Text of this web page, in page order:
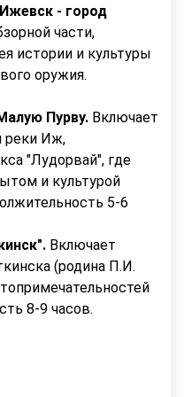
- город
части,
истории и культуры
оружия.
Пурву. Включает
реки Иж,
"Лудорвай", где
и культурой
5-6
Включает
(родина П.И.
8-9 часов.